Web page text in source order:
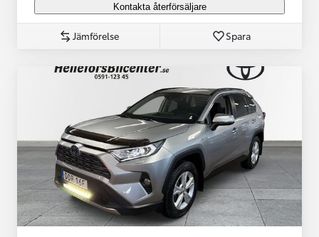
Kontakta återförsäljare
Jämförelse Spara